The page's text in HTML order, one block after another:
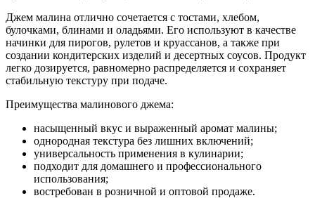
Джем малина отлично сочетается с тостами, хлебом,
булочками, блинами и оладьями. Его используют в качестве
начинки для пирогов, рулетов и круассанов, а также при
создании кондитерских изделий и десертных соусов. Продукт
легко дозируется, равномерно распределяется и сохраняет
стабильную текстуру при подаче.
Преимущества малинового джема:
насыщенный вкус и выраженный аромат малины;
однородная текстура без лишних включений;
универсальность применения в кулинарии;
подходит для домашнего и профессионального
использования;
востребован в розничной и оптовой продаже.